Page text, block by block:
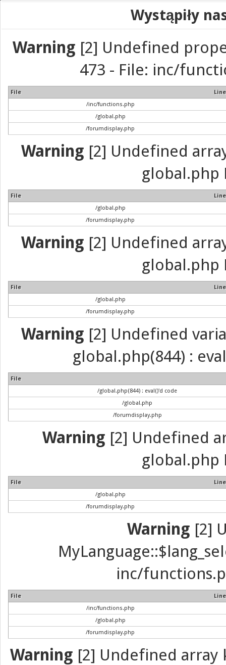
Wystąpiły
Warning [2] Undefined
473 - File: inc/
File
Line
/inc/functions.php
/global.php
/forumdisplay.php
Warning [2] Undefined
global.php
File
Line
/global.php
/forumdisplay.php
Warning [2] Undefined
global.php
File
Line
/global.php
/forumdisplay.php
Warning [2] Undefined
global.php(844) :
File
/global.php(844) : eval()'d code
/global.php
/forumdisplay.php
Warning [2] Undefined
global.php
File
Line
/global.php
/forumdisplay.php
Warning [2]
inc/
File
Line
/inc/functions.php
/global.php
/forumdisplay.php
Warning [2] Undefined array